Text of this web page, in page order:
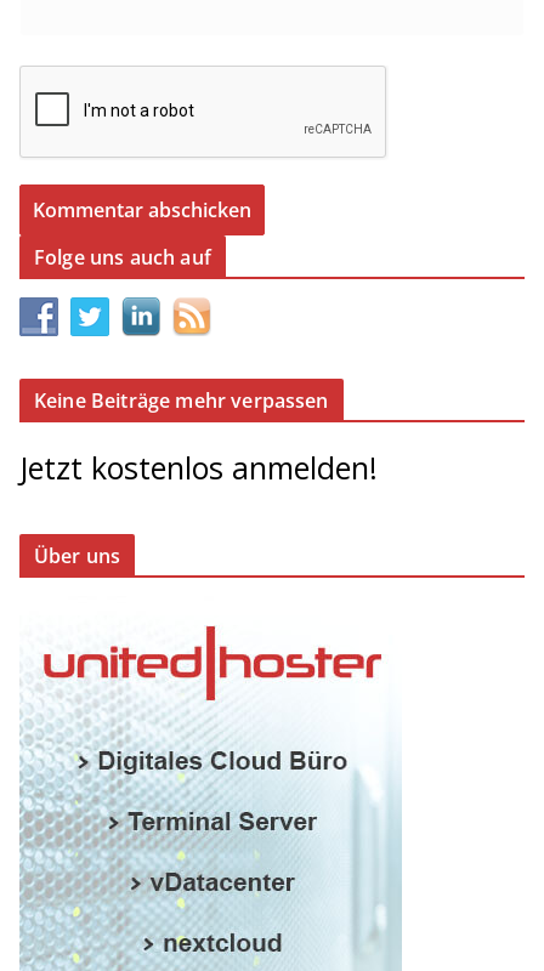
Folge uns auch auf
Keine Beiträge mehr verpassen
Jetzt kostenlos anmelden!
Über uns